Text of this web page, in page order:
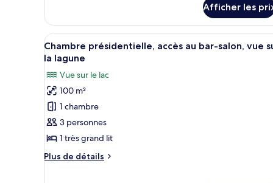
2
lits
doubles,
vue
sur
la
lagune
Chambre
familiale,
2
lits
doubles,
vue
sur
la
lagune
Afficher les
Afficher
toutes
photos
pour
ce
type
de
chambre :
Chambre
Un salon moderne
8
Chambre présidentielle, accès au bar-salon, vue
la lagune
Vue sur le lac
100 m²
1 chambre
3 personnes
1 très grand lit
Plus de détails
Plus